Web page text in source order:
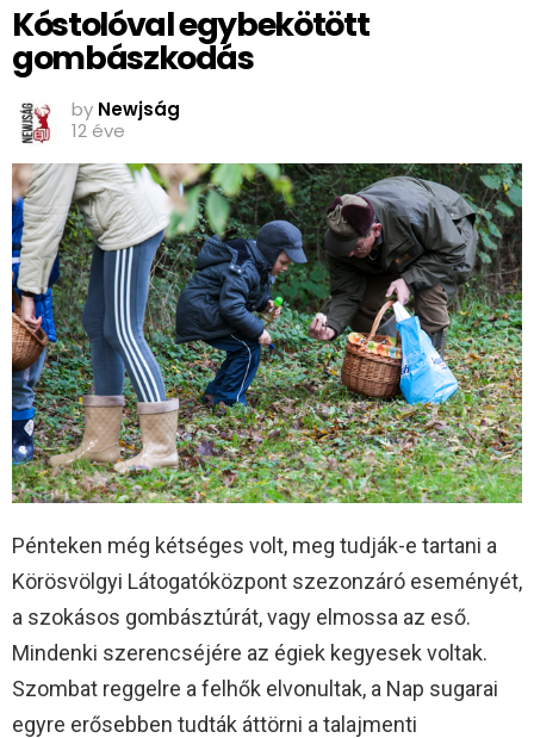
Kóstolóval egybekötött
gombászkodás
by Newjság
12 éve
Pénteken még kétséges volt, meg tudják-e tartani a
Körösvölgyi Látogatóközpont szezonzáró eseményét,
a szokásos gombásztúrát, vagy elmossa az eső.
Mindenki szerencséjére az égiek kegyesek voltak.
Szombat reggelre a felhők elvonultak, a Nap sugarai
egyre erősebben tudták áttörni a talajmenti